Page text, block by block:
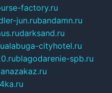
factory.ru
jun.rubandamn.ru
darksand.ru
alabuga-cityhotel.ru
blagodarenie-spb.ru